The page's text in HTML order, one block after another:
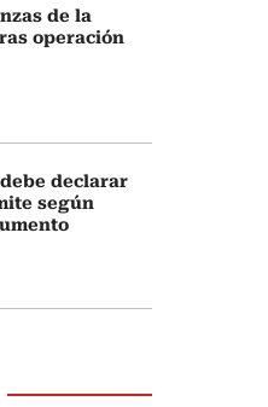
de la
operación
declarar
según